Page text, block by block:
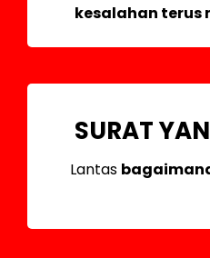
kesalahan terus
SURAT
Lantas